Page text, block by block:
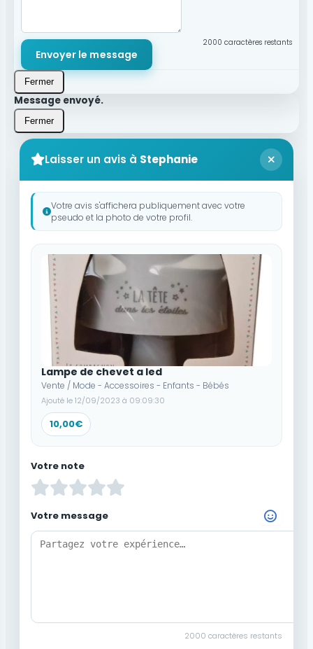
2000 caractères restants
Envoyer le message
Fermer
Message envoyé.
Fermer
Laisser un avis à Stephanie
Votre avis s'affichera publiquement avec votre
pseudo et la photo de votre profil.
Lampe de chevet a led
Vente / Mode - Accessoires - Enfants - Bébés
Ajouté le 12/09/2023 à 09:09:30
10,00€
Votre note
Votre message
Choisir un Emoji
2000 caractères restants